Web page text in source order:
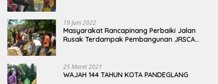
19 Juni 2022
Masyarakat Rancapinang Perbaiki Jalan
Rusak Terdampak Pembangunan JRSCA
25 Maret 2021
WAJAH 144 TAHUN KOTA PANDEGLANG